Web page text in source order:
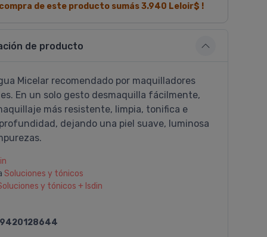
compra de este producto sumás3.940 Leloir$ !
de producto
Micelar recomendado por maquilladores
En un solo gesto desmaquilla fácilmente,
más resistente, limpia, tonifica e
dejando una piel suave, luminosa
Soluciones y tónicos
y tónicos + Isdin